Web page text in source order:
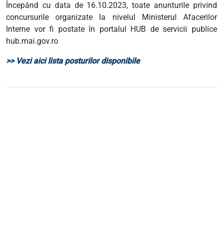
Începând cu data de 16.10.2023, toate anunturile privind
concursurile organizate la nivelul Ministerul Afacerilor
Interne vor fi postate în portalul HUB de servicii publice
hub.mai.gov.ro
>> Vezi aici lista posturilor disponibile